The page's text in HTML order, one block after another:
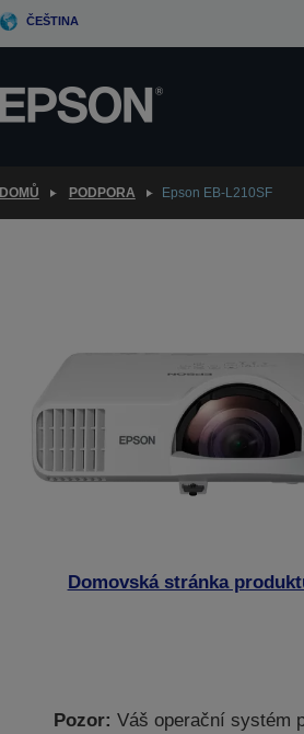
ČEŠTINA
DOMŮ PODPORA Epson EB-L210SF
Domovská stránka
Pozor: Váš operační systém